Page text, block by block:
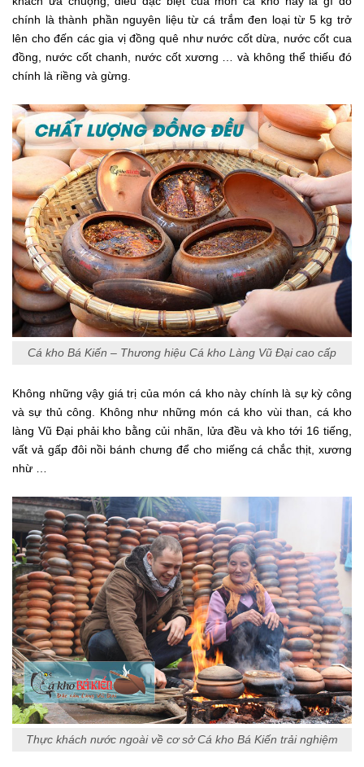
chính là thành phần nguyên liệu từ cá trắm đen loại từ 5 kg trở
lên cho đến các gia vị đồng quê như nước cốt dừa, nước cốt cua
đồng, nước cốt chanh, nước cốt xương … và không thể thiếu đó
chính là riềng và gừng.
Cá kho Bá Kiến – Thương hiệu Cá kho Làng Vũ Đại cao cấp
Không những vậy giá trị của món cá kho này chính là sự kỳ công
và sự thủ công. Không như những món cá kho vùi than, cá kho
làng Vũ Đại phải kho bằng củi nhãn, lửa đều và kho tới 16 tiếng,
vất vả gấp đôi nồi bánh chưng để cho miếng cá chắc thịt, xương
nhừ …
Thực khách nước ngoài về cơ sở Cá kho Bá Kiến trải nghiệm